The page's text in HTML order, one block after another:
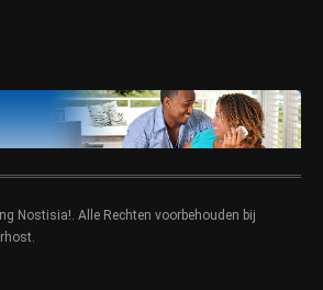
Nostisia!. Alle Rechten voorbehouden bij